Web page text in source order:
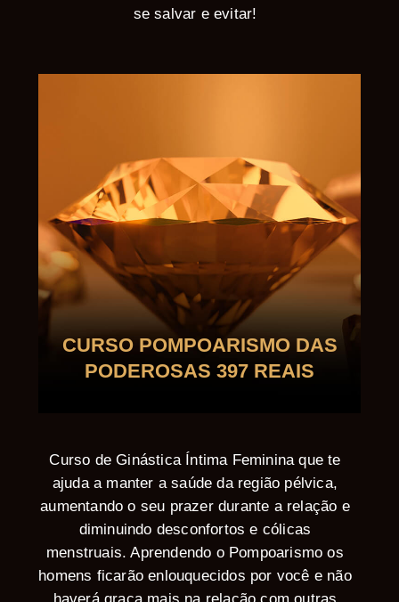
se salvar e evitar!
CURSO POMPOARISMO DAS
PODEROSAS 397 REAIS
Curso de Ginástica Íntima Feminina que te
ajuda a manter a saúde da região pélvica,
aumentando o seu prazer durante a relação e
diminuindo desconfortos e cólicas
menstruais. Aprendendo o Pompoarismo os
homens ficarão enlouquecidos por você e não